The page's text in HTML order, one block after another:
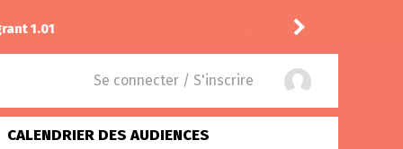
1.01 Jeje_650a noté
Se connecter / S'inscrire
CALENDRIER DES AUDIENCES